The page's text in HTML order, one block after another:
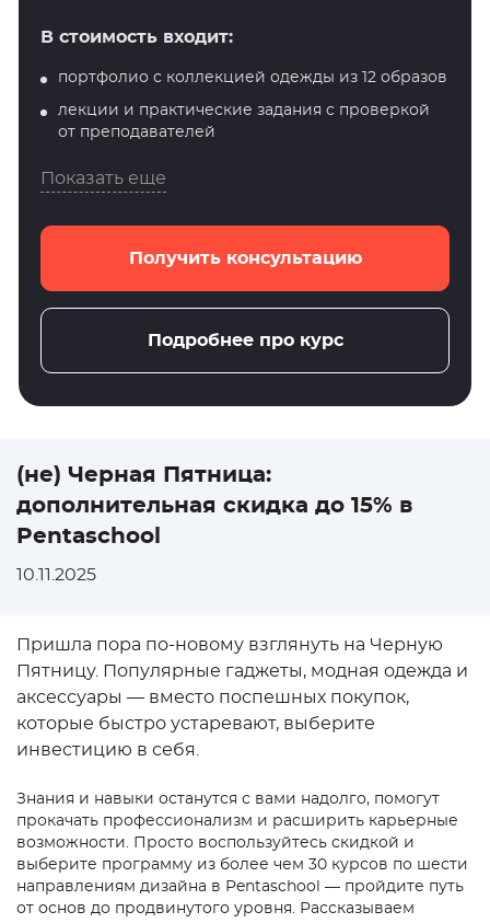
В стоимость входит:
портфолио с коллекцией одежды из 12 образов
лекции и практические задания с проверкой
от преподавателей
Показать еще
Получить консультацию
Подробнее про курс
(не) Черная Пятница:
дополнительная скидка до 15% в
Pentaschool
10.11.2025
Пришла пора по-новому взглянуть на Черную
Пятницу. Популярные гаджеты, модная одежда и
аксессуары — вместо поспешных покупок,
которые быстро устаревают, выберите
инвестицию в себя.
Знания и навыки останутся с вами надолго, помогут
прокачать профессионализм и расширить карьерные
возможности. Просто воспользуйтесь скидкой и
выберите программу из более чем 30 курсов по шести
направлениям дизайна в Pentaschool — пройдите путь
от основ до продвинутого уровня. Рассказываем